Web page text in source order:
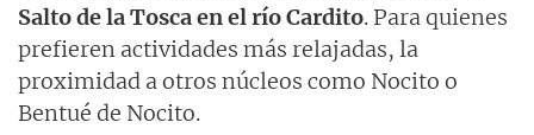
Salto de la Tosca en el río Cardito. Para quienes
prefieren actividades más relajadas, la
proximidad a otros núcleos como Nocito o
Bentué de Nocito.